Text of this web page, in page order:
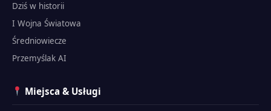
Dziś w historii
I Wojna Światowa
Średniowiecze
Przemyślak AI
Miejsca & Usługi